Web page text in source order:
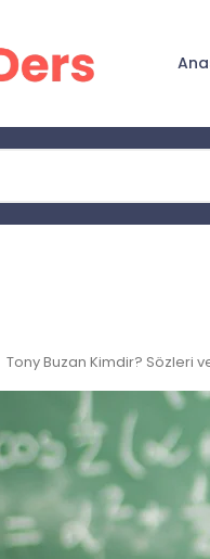
Tony Buzan Kimdir? Sözleri